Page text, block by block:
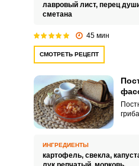
лавровый лист, перец
сметана
45 мин
СМОТРЕТЬ РЕЦЕПТ
ИНГРЕДИЕНТЫ
картофель, свекла,